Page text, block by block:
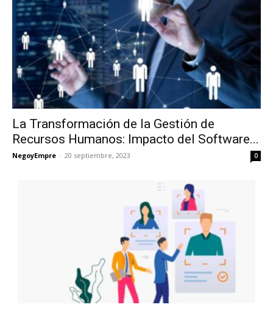
La Transformación de la Gestión de
Recursos Humanos: Impacto del Software...
NegoyEmpre - 20 septiembre, 2023 0